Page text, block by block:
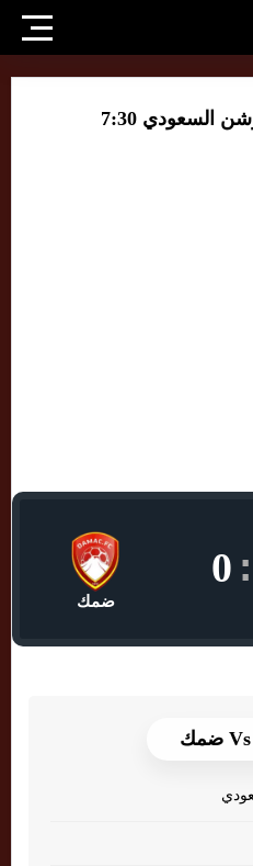
7:30
:
0
ضمك